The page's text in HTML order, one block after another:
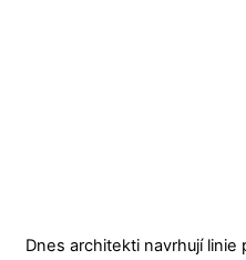
Dnes architekti navrhují